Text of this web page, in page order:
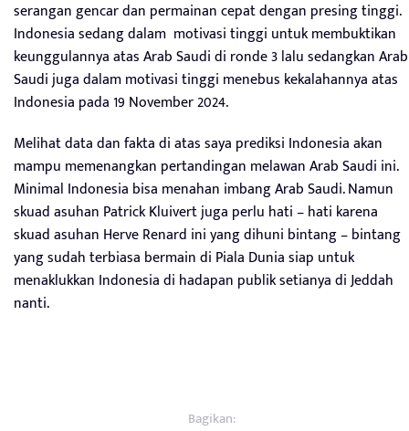
serangan gencar dan permainan cepat dengan presing tinggi.
Indonesia sedang dalam motivasi tinggi untuk membuktikan
keunggulannya atas Arab Saudi di ronde 3 lalu sedangkan Arab
Saudi juga dalam motivasi tinggi menebus kekalahannya atas
Indonesia pada 19 November 2024.
Melihat data dan fakta di atas saya prediksi Indonesia akan
mampu memenangkan pertandingan melawan Arab Saudi ini.
Minimal Indonesia bisa menahan imbang Arab Saudi. Namun
skuad asuhan Patrick Kluivert juga perlu hati – hati karena
skuad asuhan Herve Renard ini yang dihuni bintang – bintang
yang sudah terbiasa bermain di Piala Dunia siap untuk
menaklukkan Indonesia di hadapan publik setianya di Jeddah
nanti.
Bagikan: